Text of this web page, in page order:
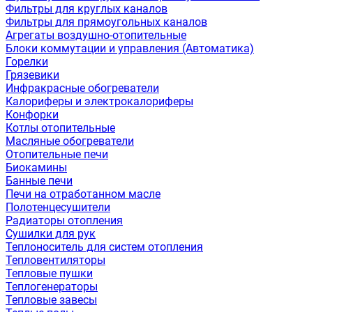
Фильтры для круглых каналов
Фильтры для прямоугольных каналов
Агрегаты воздушно-отопительные
Блоки коммутации и управления (Автоматика)
Горелки
Грязевики
Инфракрасные обогреватели
Калориферы и электрокалориферы
Конфорки
Котлы отопительные
Масляные обогреватели
Отопительные печи
Биокамины
Банные печи
Печи на отработанном масле
Полотенцесушители
Радиаторы отопления
Сушилки для рук
Теплоноситель для систем отопления
Тепловентиляторы
Тепловые пушки
Теплогенераторы
Тепловые завесы